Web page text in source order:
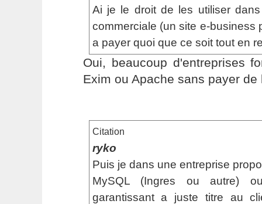
Ai je le droit de les utiliser
commerciale (un site e-business
a payer quoi que ce soit tout en
Oui, beaucoup d'entreprises
Exim ou Apache sans payer de
Citation
ryko
Puis je dans une entreprise
MySQL (Ingres ou autre)
garantissant a juste titre au